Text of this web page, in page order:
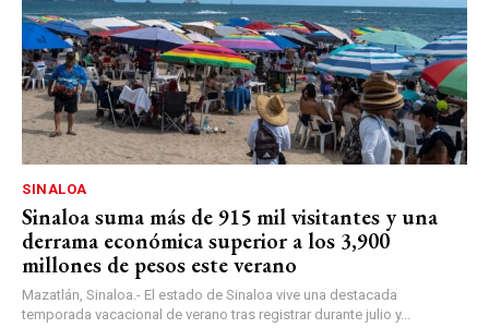
SINALOA
Sinaloa suma más de 915 mil visitantes y una
derrama económica superior a los 3,900
millones de pesos este verano
Mazatlán, Sinaloa.- El estado de Sinaloa vive una destacada
temporada vacacional de verano tras registrar durante julio y...